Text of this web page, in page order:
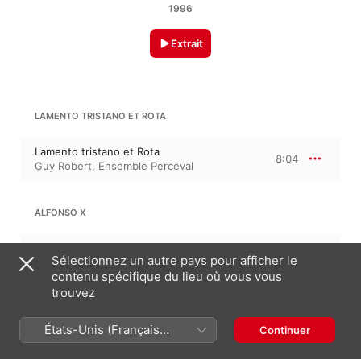
1996
Extrait
LAMENTO TRISTANO ET ROTA
Lamento tristano et Rota
Guy Robert, Ensemble Perceval
8:04
ALFONSO X
Guy Robert,Ensemble Perceval
5:41
Ballade
Sélectionnez un autre pays pour afficher le
contenu spécifique du lieu où vous vous
trouvez
États-Unis (Français
France)
Continuer